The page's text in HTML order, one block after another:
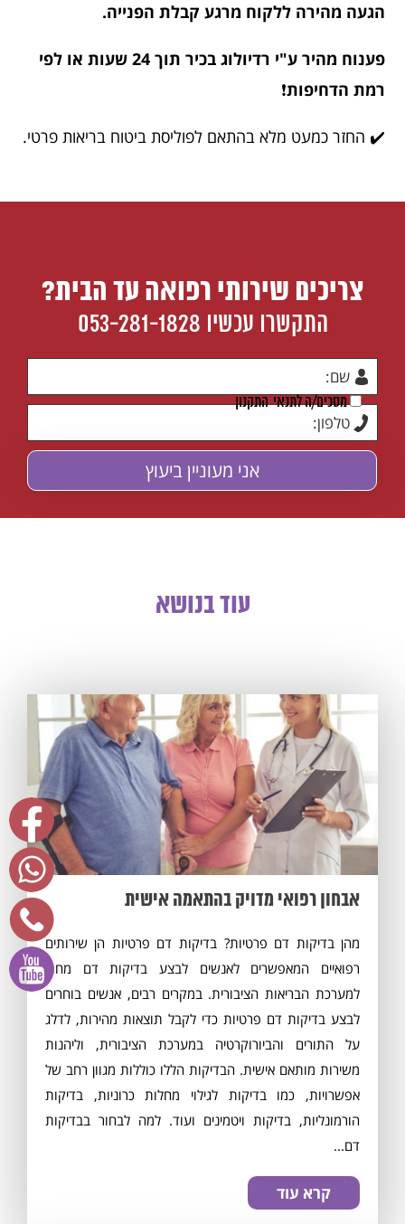
הגעה מהירה ללקוח מרגע קבלת הפנייה.
פענוח מהיר ע"י רדיולוג בכיר תוך 24 שעות או לפי
רמת הדחיפות❗️
✔️ החזר כמעט מלא בהתאם לפוליסת ביטוח בריאות פרטי.
צריכים שירותי רפואה עד הבית?
התקשרו עכשיו 053-281-1828
מסכים/ה לתנאי התקנון
עוד בנושא
אבחון רפואי מדויק בהתאמה אישית
מהן בדיקות דם פרטיות? בדיקות דם פרטיות הן שירותים
רפואיים המאפשרים לאנשים לבצע בדיקות דם מחוץ
למערכת הבריאות הציבורית. במקרים רבים, אנשים בוחרים
לבצע בדיקות דם פרטיות כדי לקבל תוצאות מהירות, לדלג
על התורים והביורוקרטיה במערכת הציבורית, וליהנות
משירות מותאם אישית. הבדיקות הללו כוללות מגוון רחב של
אפשרויות, כמו בדיקות לגילוי מחלות כרוניות, בדיקות
הורמונליות, בדיקות ויטמינים ועוד. למה לבחור בבדיקות
דם...
קרא עוד